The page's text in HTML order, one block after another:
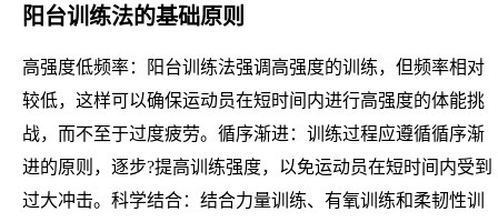
阳台训练法的基础原则
高强度低频率：阳台训练法强调高强度的训练，但频率相对
较低，这样可以确保运动员在短时间内进行高强度的体能挑
战，而不至于过度疲劳。循序渐进：训练过程应遵循循序渐
进的原则，逐步?提高训练强度，以免运动员在短时间内受到
过大冲击。科学结合：结合力量训练、有氧训练和柔韧性训